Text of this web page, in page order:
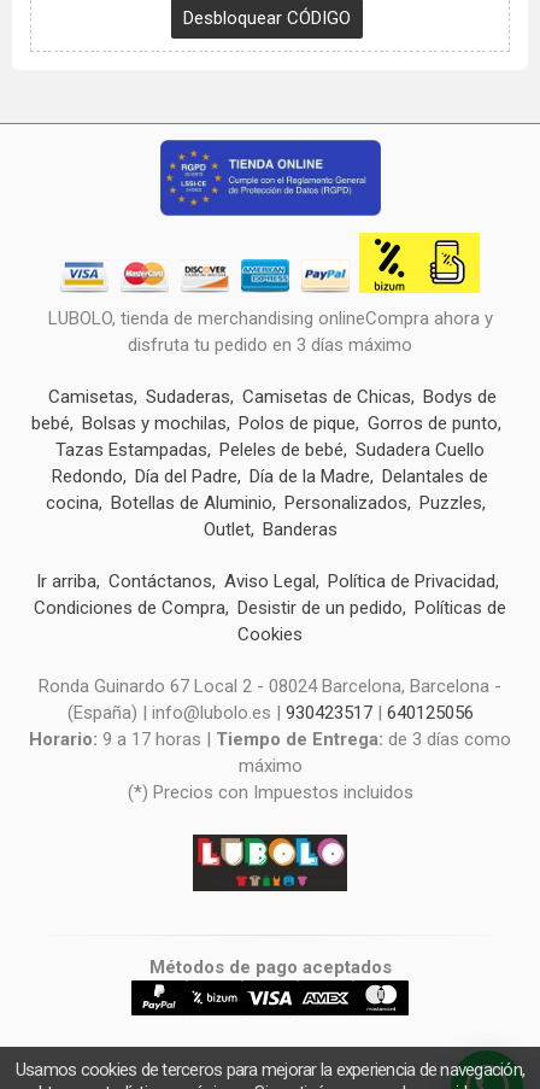
LUBOLO, tienda de merchandising onlineCompra ahora y
disfruta tu pedido en 3 días máximo
Camisetas Sudaderas Camisetas de Chicas
Bodys de
bebé
Bolsas y mochilas Polos de pique
Gorros de punto
Tazas Estampadas
Peleles de bebé
Sudadera Cuello
Redondo
Día del Padre Día de la Madre
Delantales de
cocina
Botellas de Aluminio Personalizados
Puzzles
Outlet
Banderas
Ir arriba Contáctanos Aviso Legal
Política de Privacidad
Condiciones de Compra
Desistir de un pedido
Políticas de
Cookies
Ronda Guinardo 67 Local 2 - 08024 Barcelona, Barcelona -
(España) | info@lubolo.es | 930423517| 640125056
Horario: 9 a 17 horas | Tiempo de Entrega: de 3 días como
máximo
(*) Precios con Impuestos incluidos
Métodos de pago aceptados
Usamos cookies de terceros para mejorar la experiencia de navegación,